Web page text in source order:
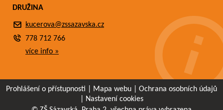
DRUŽINA
kucerova@zssazavska.cz
778 712 766
více info »
Prohlášení o přístupnosti Mapa webu
Ochrana osobních údajů
Nastavení cookies